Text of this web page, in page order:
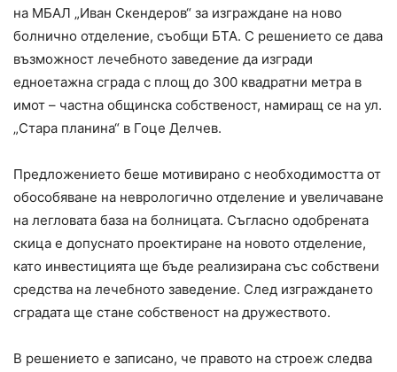
на МБАЛ „Иван Скендеров“ за изграждане на ново
болнично отделение, съобщи БТА. С решението се дава
възможност лечебното заведение да изгради
едноетажна сграда с площ до 300 квадратни метра в
имот – частна общинска собственост, намиращ се на ул.
„Стара планина“ в Гоце Делчев.
Предложението беше мотивирано с необходимостта от
обособяване на неврологично отделение и увеличаване
на легловата база на болницата. Съгласно одобрената
скица е допуснато проектиране на новото отделение,
като инвестицията ще бъде реализирана със собствени
средства на лечебното заведение. След изграждането
сградата ще стане собственост на дружеството.
В решението е записано, че правото на строеж следва